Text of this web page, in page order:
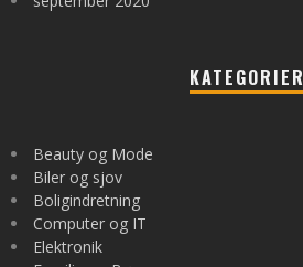
KATEGORIER
Beauty og Mode
Biler og sjov
Boligindretning
Computer og IT
Elektronik